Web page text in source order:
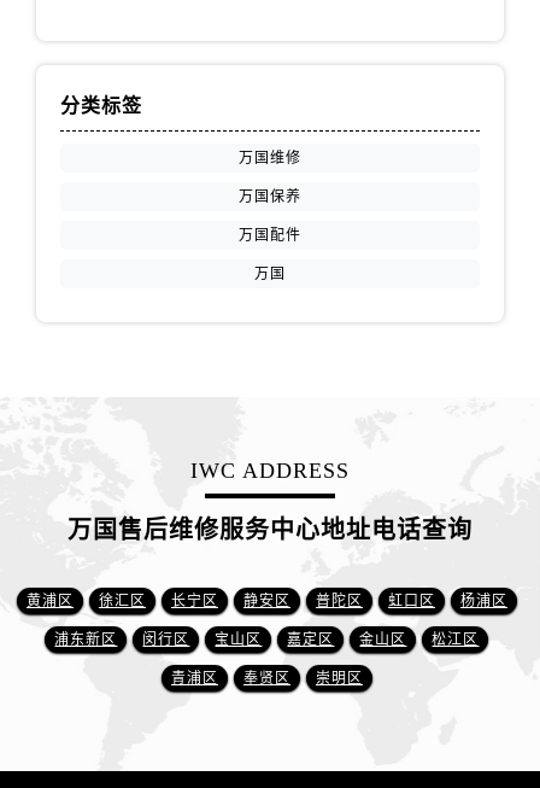
分类标签
万国维修
万国保养
万国配件
万国
IWC ADDRESS
万国售后维修服务中心地址电话查询
黄浦区 徐汇区 长宁区 静安区 普陀区 虹口区 杨浦区
浦东新区 闵行区 宝山区 嘉定区 金山区 松江区
青浦区 奉贤区 崇明区